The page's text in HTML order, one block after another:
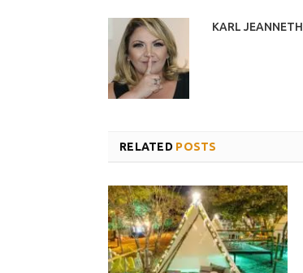
KARL JEANNETH
RELATED POSTS